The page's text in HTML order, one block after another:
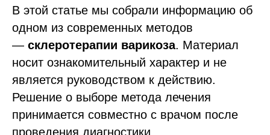
В этой статье мы собрали информацию об
одном из современных методов
— склеротерапии варикоза. Материал
носит ознакомительный характер и не
является руководством к действию.
Решение о выборе метода лечения
принимается совместно с врачом после
проведения диагностики.